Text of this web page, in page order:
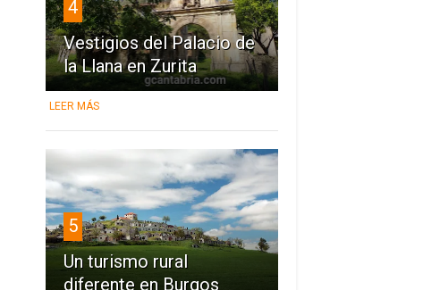
4
Vestigios del Palacio de
la Llana en Zurita
LEER MÁS
5
Un turismo rural
diferente en Burgos